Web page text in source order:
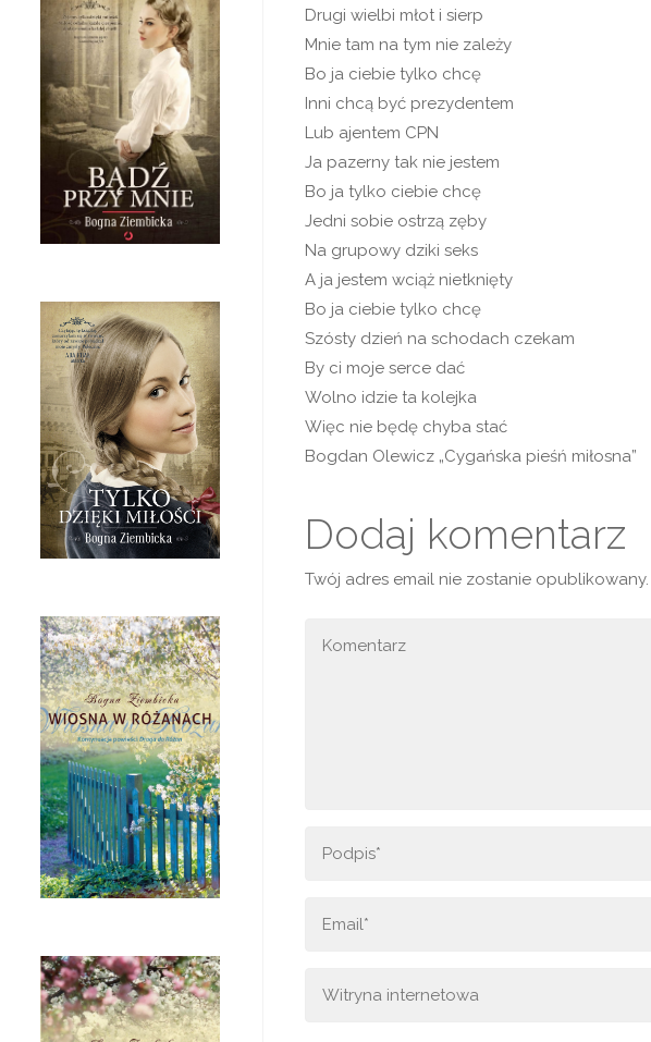
Drugi wielbi młot i sierp
Mnie tam na tym nie zależy
Bo ja ciebie tylko chcę
Inni chcą być prezydentem
Lub ajentem CPN
Ja pazerny tak nie jestem
Bo ja tylko ciebie chcę
Jedni sobie ostrzą zęby
Na grupowy dziki seks
A ja jestem wciąż nietknięty
Bo ja ciebie tylko chcę
Szósty dzień na schodach czekam
By ci moje serce dać
Wolno idzie ta kolejka
Więc nie będę chyba stać
Bogdan Olewicz „Cygańska pieśń miłosna”
Dodaj komentarz
Twój adres email nie zostanie opublikowany.